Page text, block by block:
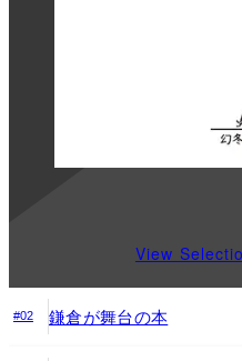
View
#02 鎌倉が舞台の本